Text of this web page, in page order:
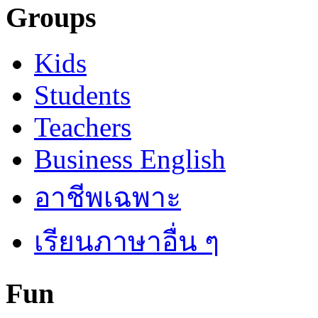
Groups
Kids
Students
Teachers
Business English
อาชีพเฉพาะ
เรียนภาษาอื่น ๆ
Fun